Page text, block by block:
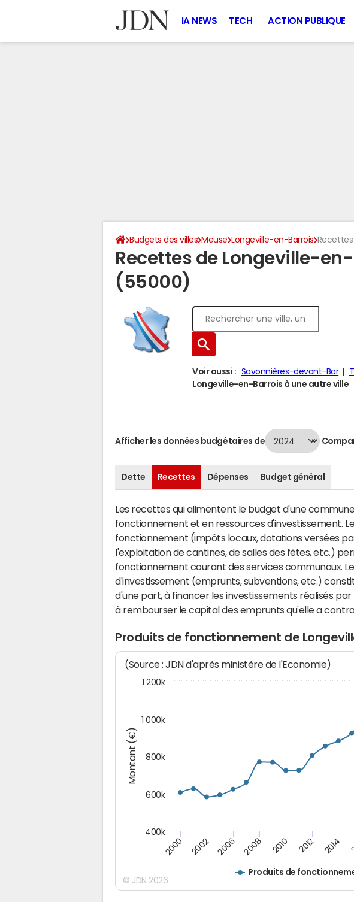
IA NEWS TECH ACTION PUBLIQUE
Budgets des villes Meuse Longeville-en-Barrois Recettes
Recettes de Longeville-
(55000)
Voir aussi : Savonnières-devant-Bar
Longeville-en-Barrois à une autre ville
Afficher les données budgétaires de
Dette Recettes Dépenses Budget général
Les recettes qui alimentent le budget d'une
fonctionnement et en ressources d'investissement.
fonctionnement (impôts locaux, dotations versées
l'exploitation de cantines, de salles des fêtes, etc.)
fonctionnement courant des services communaux.
d'investissement (emprunts, subventions, etc.)
d'une part, à financer les investissements réalisés
à rembourser le capital des emprunts qu'elle a
Produits de fonctionnement de
Montant (€)
(Source : JDN d'après ministère de l'Economie)
Produits de
2000 2002 2006 2008 2010 2012 2014
600k
800k
1 000k
400k
1 200k
© JDN 2026